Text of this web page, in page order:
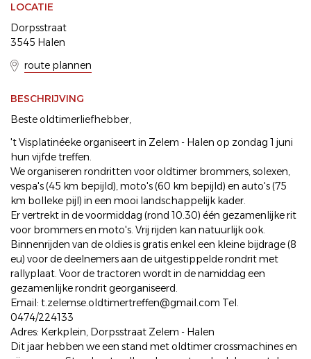
LOCATIE
Dorpsstraat
3545 Halen
route plannen
BESCHRIJVING
Beste oldtimerliefhebber,
't Visplatinéeke organiseert in Zelem - Halen op zondag 1 juni
hun vijfde treffen.
We organiseren rondritten voor oldtimer brommers, solexen,
vespa's (45 km bepijld), moto's (60 km bepijld) en auto's (75
km bolleke pijl) in een mooi landschappelijk kader.
Er vertrekt in de voormiddag (rond 10.30) één gezamenlijke rit
voor brommers en moto's. Vrij rijden kan natuurlijk ook.
Binnenrijden van de oldies is gratis enkel een kleine bijdrage (8
eu) voor de deelnemers aan de uitgestippelde rondrit met
rallyplaat. Voor de tractoren wordt in de namiddag een
gezamenlijke rondrit georganiseerd.
Email: t.zelemse.oldtimertreffen@gmail.com Tel.
0474/224133
Adres: Kerkplein, Dorpsstraat Zelem - Halen
Dit jaar hebben we een stand met oldtimer crossmachines en